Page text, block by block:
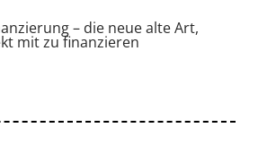
– die neue alte Art,
mit zu finanzieren